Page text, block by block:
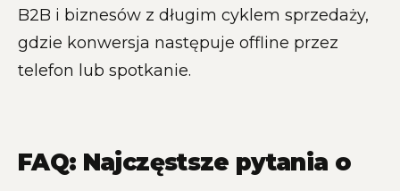
B2B i biznesów z długim cyklem sprzedaży,
gdzie konwersja następuje offline przez
telefon lub spotkanie.
FAQ: Najczęstsze pytania o